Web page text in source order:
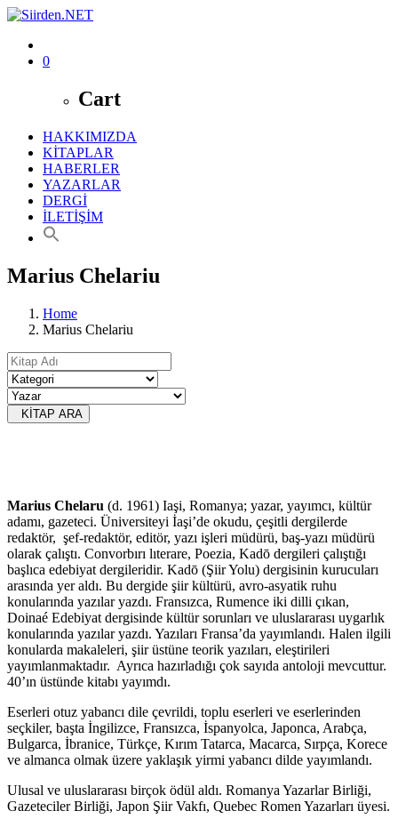
0
Cart
HAKKIMIZDA
KİTAPLAR
HABERLER
YAZARLAR
DERGİ
İLETİŞİM
Marius Chelariu
Home
Marius Chelariu
KİTAP ARA
Marius Chelaru (d. 1961) Iaşi, Romanya; yazar, yayımcı, kültür
adamı, gazeteci. Üniversiteyi İaşi’de okudu, çeşitli dergilerde
redaktör, şef-redaktör, editör, yazı işleri müdürü, baş-yazı müdürü
olarak çalıştı. Convorbırı lıterare, Poezia, Kadō dergileri çalıştığı
başlıca edebiyat dergileridir. Kadō (Şiir Yolu) dergisinin kurucuları
arasında yer aldı. Bu dergide şiir kültürü, avro-asyatik ruhu
konularında yazılar yazdı. Fransızca, Rumence iki dilli çıkan,
Doinaé Edebiyat dergisinde kültür sorunları ve uluslararası uygarlık
konularında yazılar yazdı. Yazıları Fransa’da yayımlandı. Halen ilgili
konularda makaleleri, şiir üstüne teorik yazıları, eleştirileri
yayımlanmaktadır. Ayrıca hazırladığı çok sayıda antoloji mevcuttur.
40’ın üstünde kitabı yayımdı.
Eserleri otuz yabancı dile çevrildi, toplu eserleri ve eserlerinden
seçkiler, başta İngilizce, Fransızca, İspanyolca, Japonca, Arabça,
Bulgarca, İbranice, Türkçe, Kırım Tatarca, Macarca, Sırpça, Korece
ve almanca olmak üzere yaklaşık yirmi yabancı dilde yayımlandı.
Ulusal ve uluslararası birçok ödül aldı. Romanya Yazarlar Birliği,
Gazeteciler Birliği, Japon Şiir Vakfı, Quebec Romen Yazarları üyesi.